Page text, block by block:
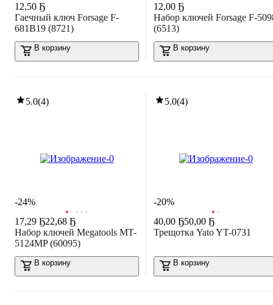
12,50 Ҕ
Гаечный ключ Forsage F-
681B19 (8721)
В корзину
12,00 Ҕ
Набор ключей Forsage F-
(6513)
В корзину
5.0(4)
-24%
17,29 Ҕ22,68 Ҕ
Набор ключей Megatools MT-
5124MP (60095)
В корзину
5.0(4)
-20%
40,00 Ҕ50,00 Ҕ
Трещотка Yato YT-0731
В корзину